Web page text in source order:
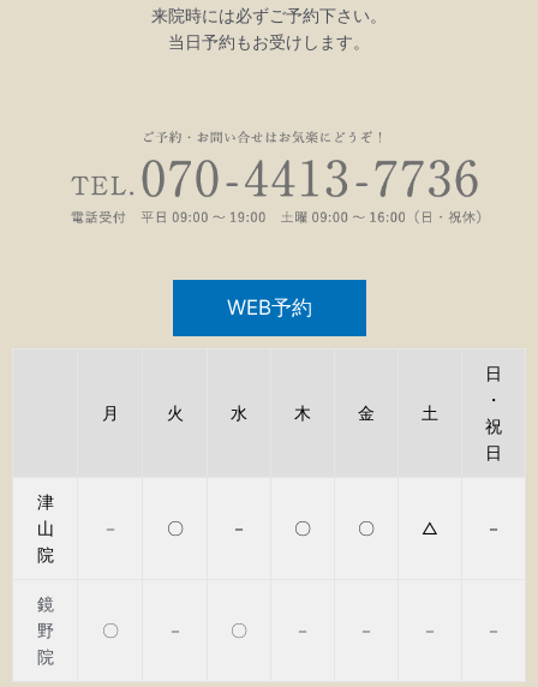
来院時には必ずご予約下さい。
当日予約もお受けします。
WEB予約
月 火 水 木 金 土
日
・
祝
日
津
山
院
－ 〇 － 〇 〇 △ －
鏡
野
院
〇 － 〇 － － － －